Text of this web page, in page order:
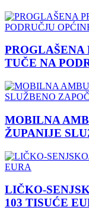
PROGLAŠENA
TUČE NA
MOBILNA
ŽUPANIJE
LIČKO-
103 TISUĆE